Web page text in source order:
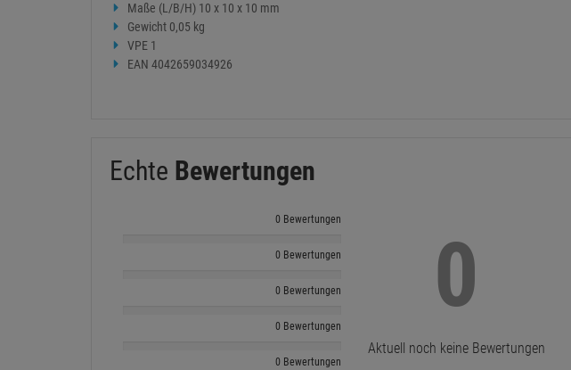
Maße (L/B/H) 10 x 10 x 10 mm
Gewicht 0,05 kg
VPE 1
EAN 4042659034926
Echte Bewertungen
0 Bewertungen
0 Bewertungen
0 Bewertungen
0 Bewertungen
0 Bewertungen
0
Aktuell noch keine Bewertungen